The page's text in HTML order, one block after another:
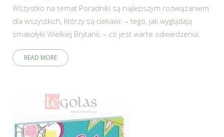
Wszystko na temat Poradniki są najlepszym rozwiązaniem
dla wszystkich, którzy są ciekawi: – tego, jak wyglądają
smakołyki Wielkiej Brytanii; – co jest warte odwiedzenia;
READ MORE